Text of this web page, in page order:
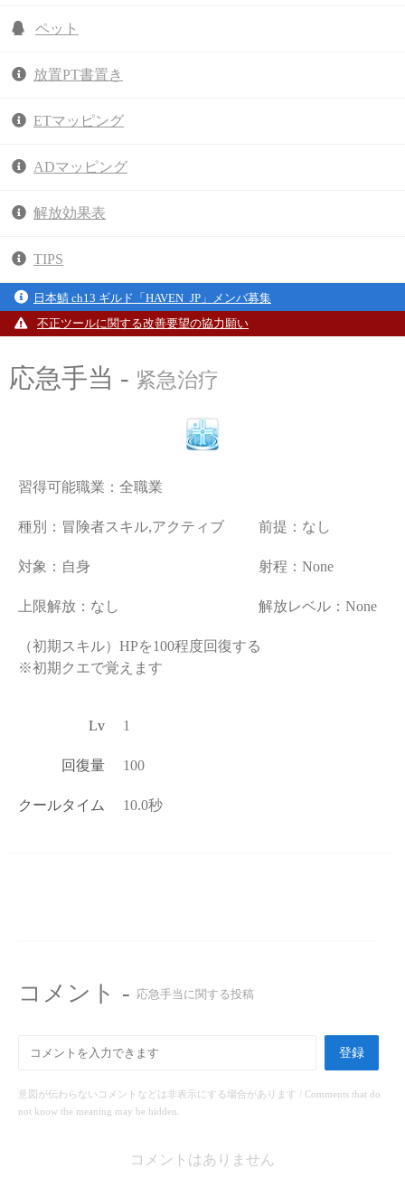
ペット
放置PT書置き
ETマッピング
ADマッピング
解放効果表
TIPS
日本鯖 ch13 ギルド「HAVEN_JP」メンバ募集
不正ツールに関する改善要望の協力願い
応急手当 - 紧急治疗
習得可能職業： 全職業
種別：冒険者スキル,アクティブ 前提：なし
対象：自身 射程：None
上限解放：なし 解放レベル：None
（初期スキル）HPを100程度回復する
※初期クエで覚えます
Lv 1
回復量 100
クールタイム 10.0秒
コメント - 応急手当に関する投稿
登録
意図が伝わらないコメントなどは非表示にする場合があります / Comments that do
not know the meaning may be hidden.
コメントはありません